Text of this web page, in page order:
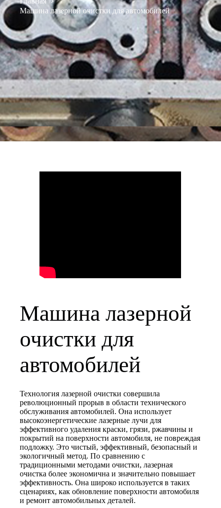
Машина лазерной очистки для автомобилей
Машина лазерной
очистки для
автомобилей
Технология лазерной очистки совершила
революционный прорыв в области технического
обслуживания автомобилей. Она использует
высокоэнергетические лазерные лучи для
эффективного удаления краски, грязи, ржавчины и
покрытий на поверхности автомобиля, не повреждая
подложку. Это чистый, эффективный, безопасный и
экологичный метод. По сравнению с
традиционными методами очистки, лазерная
очистка более экономична и значительно повышает
эффективность. Она широко используется в таких
сценариях, как обновление поверхности автомобиля
и ремонт автомобильных деталей.